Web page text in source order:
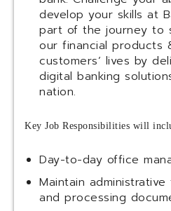
develop your skills at
part of the journey to
our financial products
customers’ lives by
digital banking
nation.
Key Job Responsibilities will
Day-to-day office
Maintain
and processing